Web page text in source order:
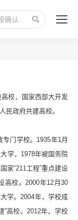
校、国家西部大开发
民政府共建高校。
门学校。1935年1月
学，1978年被国务院
家“211工程”重点建设
高校。2000年12月30
学。2004年，学校成
”高校。2012年，学校